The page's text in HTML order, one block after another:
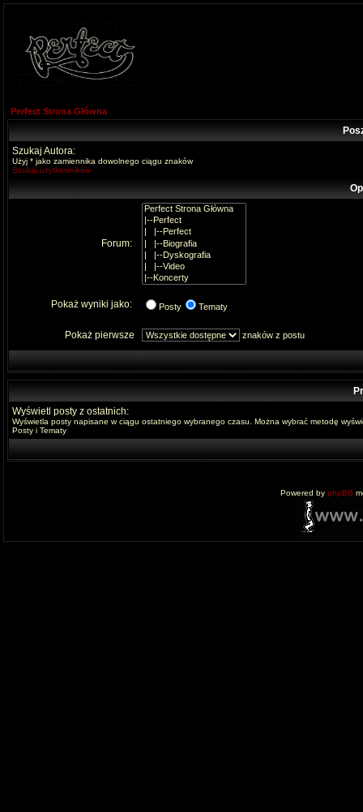
Perfect Strona Główna
Szukaj Autora:
Użyj * jako zamiennika dowolnego ciągu znaków
Szukaj użytkowników
Forum:
Pokaż wyniki jako: Posty Tematy
Pokaż pierwsze znaków z postu
Wyświetl posty z ostatnich:
Wyświetla posty napisane w ciągu ostatniego wybranego czasu. Można wybrać metodę
Posty i Tematy
Powered by phpBB